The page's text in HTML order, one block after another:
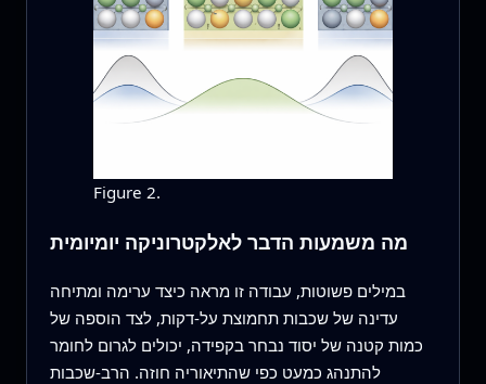
Figure 2.
מה משמעות הדבר לאלקטרוניקה יומיומית
במילים פשוטות, עבודה זו מראה כיצד ערימה ומתיחה
עדינה של שכבות תחמוצת על‑דקות, לצד הוספה של
כמות קטנה של יסוד נבחר בקפידה, יכולים לגרום לחומר
להתנהג כמעט כפי שהתיאוריה חוזה. הרב‑שכבות